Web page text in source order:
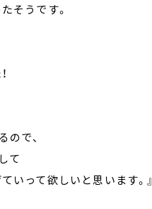
そうです。
で、
て
いって欲しいと思います。』